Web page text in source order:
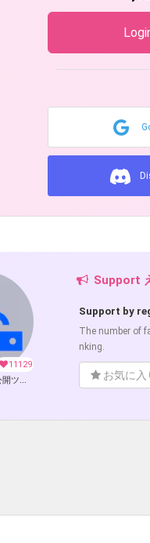
11129
ゲームサーバー公開ツール の開発支援
Support
Support by
The number of
nking.
お気に入